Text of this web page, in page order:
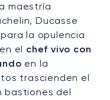
maestría
Ducasse
la opulencia
el chef vivo con
en la
trascienden el
bastiones del